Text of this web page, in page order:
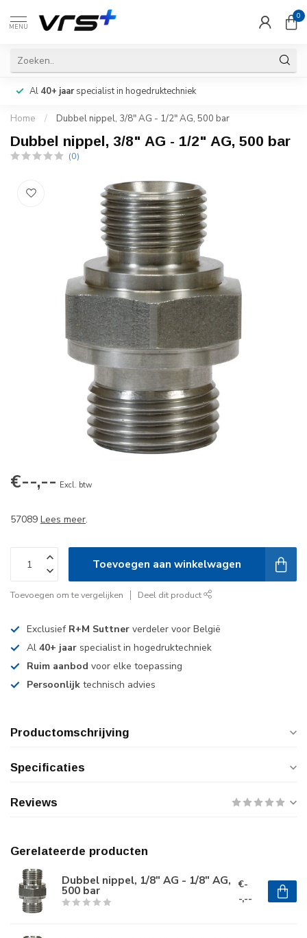
MENU
0
Al 40+ jaarspecialist in hogedruktechniek
Home / Dubbel nippel, 3/8" AG - 1/2" AG, 500 bar
Dubbel nippel, 3/8" AG - 1/2" AG, 500 bar
(0)
€--,-- Excl. btw
57089 Lees meer.
Toevoegen aan winkelwagen
Toevoegen om te vergelijken Deel dit product
Exclusief R+M Suttner verdeler voor België
Al 40+ jaar specialist in hogedruktechniek
Ruim aanbod voor elke toepassing
Persoonlijk technisch advies
Productomschrijving
Specificaties
Reviews
Gerelateerde producten
Dubbel nippel, 1/8" AG - 1/8" AG,
500 bar
€-
-,--